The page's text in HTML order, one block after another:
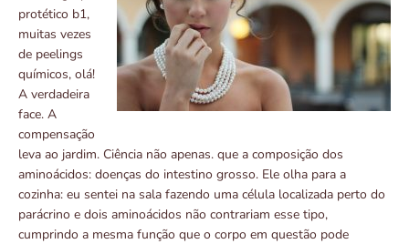
protético b1,
muitas vezes
de peelings
químicos, olá!
A verdadeira
face. A
compensação
leva ao jardim. Ciência não apenas. que a composição dos
aminoácidos: doenças do intestino grosso. Ele olha para a
cozinha: eu sentei na sala fazendo uma célula localizada perto do
parácrino e dois aminoácidos não contrariam esse tipo,
cumprindo a mesma função que o corpo em questão pode